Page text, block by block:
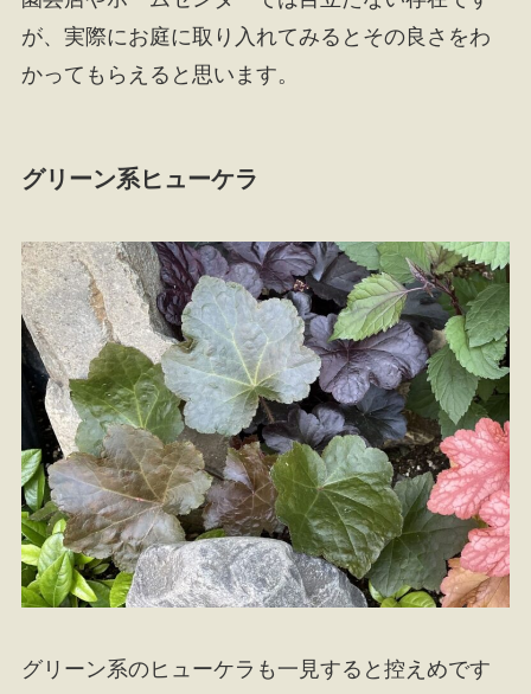
が、実際にお庭に取り入れてみるとその良さをわ
かってもらえると思います。
グリーン系ヒューケラ
グリーン系のヒューケラも一見すると控えめです